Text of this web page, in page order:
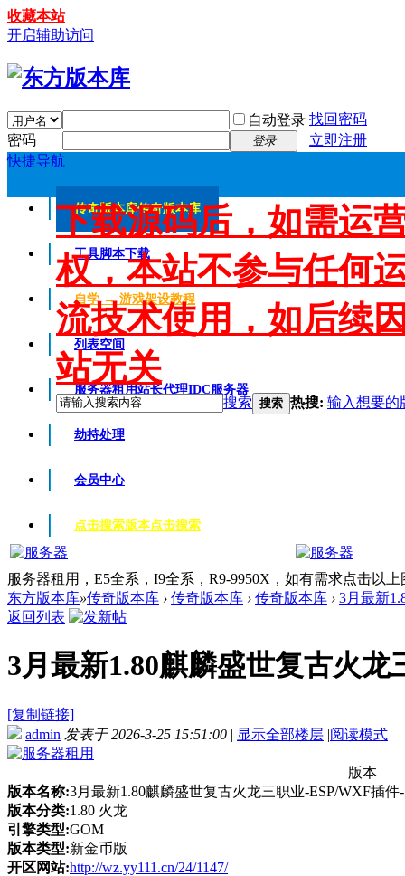
收藏本站
开启辅助访问
自动登录 找回密码
密码
登录
立即注册
快捷导航
传奇版本库传奇版本库
工具脚本下载
自学 → 游戏架设教程
列表空间
服务器租用站长代理IDC服务器
劫持处理
会员中心
点击搜索版本点击搜索
下载源码后，如需运
权，本站不参与任何
流技术使用，如后续
站无关
搜索 搜索 热搜: 输入想要的
服务器租用，E5全系，I9全系，R9-9950X，如有需求点击以
东方版本库»传奇版本库 › 传奇版本库 › 传奇版本库 › 3月最新
返回列表
3月最新1.80麒麟盛世复古火
[复制链接]
admin 发表于 2026-3-25 15:51:00 | 显示全部楼层 |阅读模式
版本
版本名称:3月最新1.80麒麟盛世复古火龙三职业-ESP/WXF插
版本分类:1.80 火龙
引擎类型:GOM
版本类型:新金币版
开区网站:http://wz.yy111.cn/24/1147/